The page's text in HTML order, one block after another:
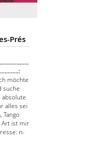
Prés
möchte
suche
absolute
alles sei
Tango
Art ist mir
n-